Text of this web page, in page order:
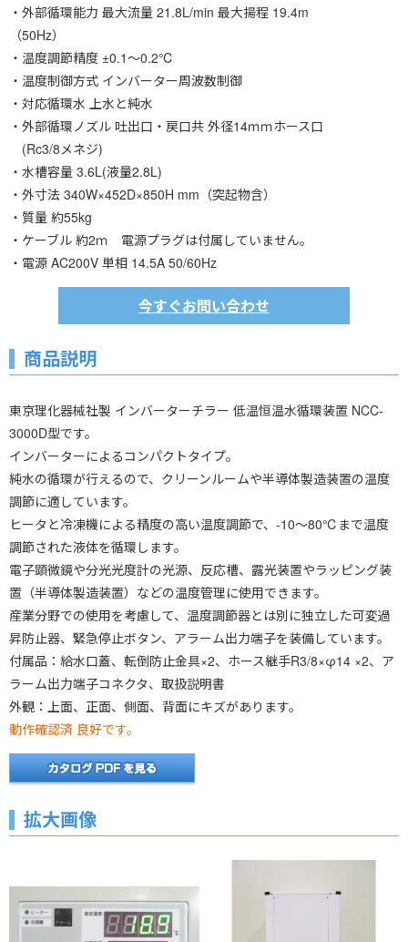
・外部循環能力 最大流量 21.8L/min 最大揚程 19.4m
（50Hz）
・温度調節精度 ±0.1～0.2℃
・温度制御方式 インバーター周波数制御
・対応循環水 上水と純水
・外部循環ノズル 吐出口・戻口共 外径14ｍｍホース口
(Rc3/8メネジ)
・水槽容量 3.6L(液量2.8L)
・外寸法 340W×452D×850H mm（突起物含）
・質量 約55kg
・ケーブル 約2ｍ 電源プラグは付属していません。
・電源 AC200V 単相 14.5A 50/60Hz
今すぐお問い合わせ
商品説明
東京理化器械社製 インバーターチラー 低温恒温水循環装置 NCC-
3000D型です。
インバーターによるコンパクトタイプ。
純水の循環が行えるので、クリーンルームや半導体製造装置の温度
調節に適しています。
ヒータと冷凍機による精度の高い温度調節で、-10～80℃まで温度
調節された液体を循環します。
電子顕微鏡や分光光度計の光源、反応槽、露光装置やラッピング装
置（半導体製造装置）などの温度管理に使用できます。
産業分野での使用を考慮して、温度調節器とは別に独立した可変過
昇防止器、緊急停止ボタン、アラーム出力端子を装備しています。
付属品：給水口蓋、転倒防止金具×2、ホース継手R3/8×φ14 ×2、ア
ラーム出力端子コネクタ、取扱説明書
外観：上面、正面、側面、背面にキズがあります。
動作確認済 良好です。
拡大画像